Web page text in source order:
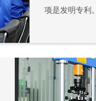
项是发明专利。